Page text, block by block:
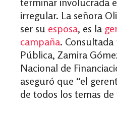
irregular. La señora
ser su esposa, es la
campaña.
Pública, Zamira
Nacional de
aseguró que “el
de todos los temas de